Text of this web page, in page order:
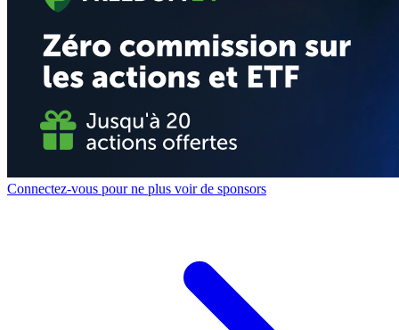
Connectez-vous pour ne plus voir de sponsors